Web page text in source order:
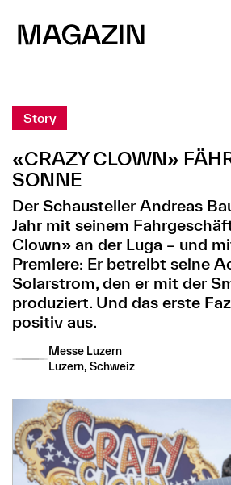
Story
«CRAZY CLOWN»
SONNE
Der Schausteller Andreas
Jahr mit seinem
Clown» an der Luga – und
Premiere: Er betreibt seine
Solarstrom, den er mit der
produziert. Und das erste
positiv aus.
Messe Luzern
Luzern, Schweiz